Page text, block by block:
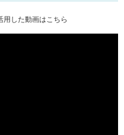
した動画はこちら